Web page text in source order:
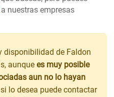
a nuestras empresas
disponibilidad de Faldon
aunque es muy posible
aun no lo hayan
si lo desea puede contactar